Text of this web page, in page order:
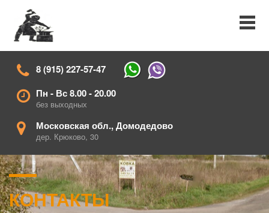
8 (915) 227-57-47
Пн - Вс 8.00 - 20.00
без выходных
Московская обл., Домодедово
дер. Крюково, 30
КОНТАКТЫ